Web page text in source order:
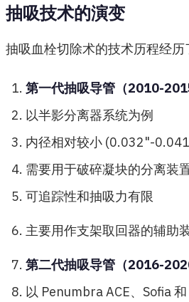
抽吸技术的演变
抽吸血栓切除术的技术历程经历
第一代抽吸导管（2010-
以半影分离器系统为例
内径相对较小 (0.032"-
需要用于破碎凝块的分离装
可追踪性和抽吸力有限
主要用作支架取回器的辅助
第二代抽吸导管（2016-
以 Penumbra ACE、Sofia